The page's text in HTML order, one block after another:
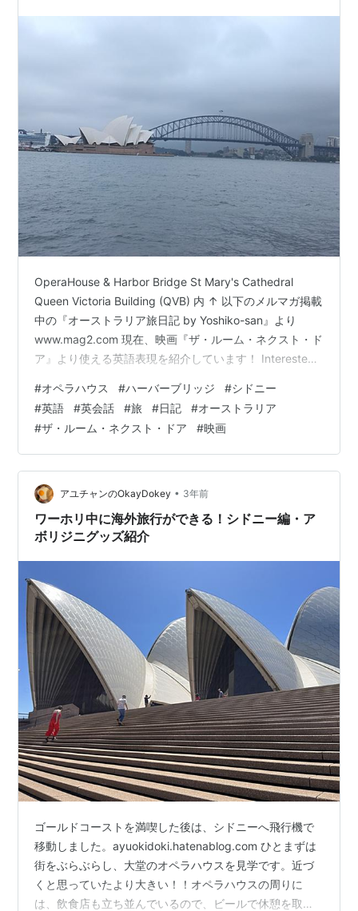
OperaHouse & Harbor Bridge St Mary's Cathedral
Queen Victoria Building (QVB) 内 ↑ 以下のメルマガ掲載
中の『オーストラリア旅日記 by Yoshiko-san』より
www.mag2.com 現在、映画『ザ・ルーム・ネクスト・ド
ア』より使える英語表現を紹介しています！ Interested?
#オペラハウス #ハーバーブリッジ #シドニー
#英語 #英会話 #旅 #日記 #オーストラリア
#ザ・ルーム・ネクスト・ドア #映画
アユチャンのOkayDokey • 3年前
ワーホリ中に海外旅行ができる！シドニー編・ア
ボリジニグッズ紹介
ゴールドコーストを満喫した後は、シドニーへ飛行機で
移動しました。ayuokidoki.hatenablog.com ひとまずは
街をぶらぶらし、大堂のオペラハウスを見学です。近づ
くと思っていたより大きい！！オペラハウスの周りに
は、飲食店も立ち並んでいるので、ビールで休憩を取り